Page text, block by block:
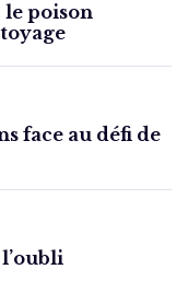
le poison
face au défi de